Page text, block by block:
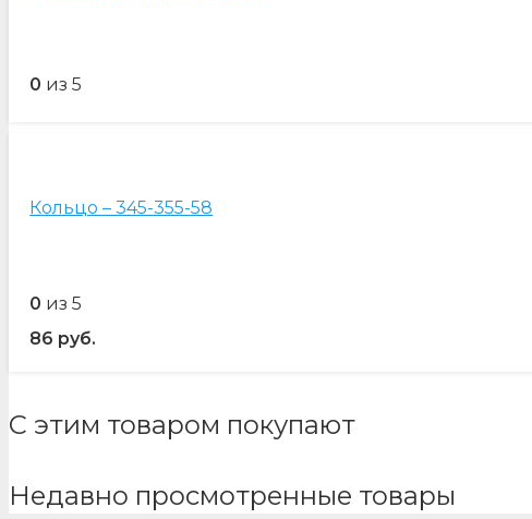
0 из 5
Кольцо – 345-355-58
0 из 5
86 руб.
С этим товаром покупают
Недавно просмотренные товары